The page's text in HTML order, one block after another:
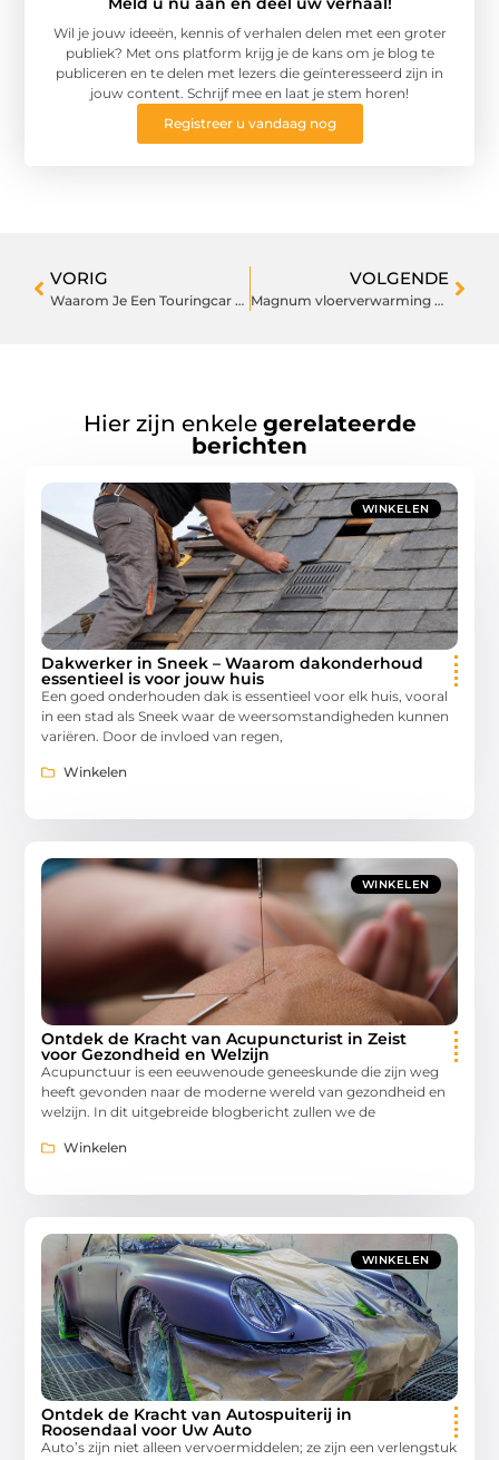
Wil je jouw ideeën, kennis of verhalen delen met een groter
publiek? Met ons platform krijg je de kans om je blog te
publiceren en te delen met lezers die geïnteresseerd zijn in
jouw content. Schrijf mee en laat je stem horen!
Registreer u vandaag nog
VORIG
Waarom Je Een Touringcar Moet Huren in Vlaardingen
VOLGENDE
Magnum vloerverwarming kopen bij 123installatiematerialen.nl: de beste keuze voor comfort
Hier zijn enkele gerelateerde
berichten
WINKELEN
Dakwerker in Sneek – Waarom dakonderhoud
essentieel is voor jouw huis
Een goed onderhouden dak is essentieel voor elk huis, vooral
in een stad als Sneek waar de weersomstandigheden kunnen
variëren. Door de invloed van regen,
Winkelen
WINKELEN
Ontdek de Kracht van Acupuncturist in Zeist
voor Gezondheid en Welzijn
Acupunctuur is een eeuwenoude geneeskunde die zijn weg
heeft gevonden naar de moderne wereld van gezondheid en
welzijn. In dit uitgebreide blogbericht zullen we de
Winkelen
WINKELEN
Ontdek de Kracht van Autospuiterij in
Roosendaal voor Uw Auto
Auto’s zijn niet alleen vervoermiddelen; ze zijn een verlengstuk